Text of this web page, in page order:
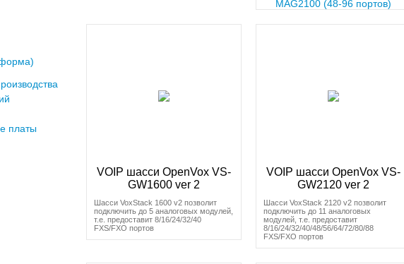
платы
MAG2100 (48-96 портов)
VOIP шасси OpenVox VS-
GW1600 ver 2
Шасси VoxStack 1600 v2 позволит
подключить до 5 аналоговых модулей,
т.е. предоставит 8/16/24/32/40
FXS/FXO портов
VOIP шасси OpenVox VS-
GW2120 ver 2
Шасси VoxStack 2120 v2 позволит
подключить до 11 аналоговых
модулей, т.е. предоставит
8/16/24/32/40/48/56/64/72/80/88
FXS/FXO портов